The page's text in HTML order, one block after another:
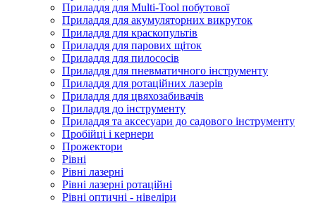
Приладдя для Multi-Tool побутової
Приладдя для акумуляторних викруток
Приладдя для краскопультів
Приладдя для парових щіток
Приладдя для пилососів
Приладдя для пневматичного інструменту
Приладдя для ротаційних лазерів
Приладдя для цвяхозабивачів
Приладдя до інструменту
Приладдя та аксесуари до садового інструменту
Пробійці і кернери
Прожектори
Рівні
Рівні лазерні
Рівні лазерні ротаційні
Рівні оптичні - нівеліри